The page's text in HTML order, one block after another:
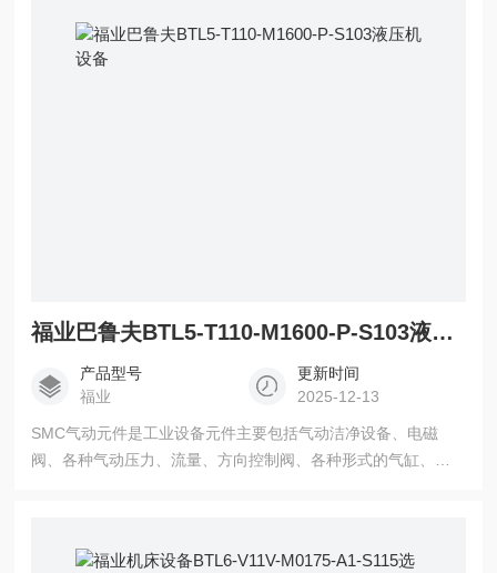
福业巴鲁夫BTL5-T110-M1600-P-S103液压机设备
产品型号
福业
更新时间
2025-12-13
SMC气动元件是工业设备元件主要包括气动洁净设备、电磁
阀、各种气动压力、流量、方向控制阀、各种形式的气缸、摆